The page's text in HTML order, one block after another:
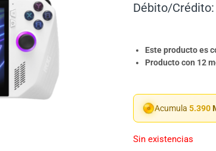
Débito/Crédito:
Este producto es
Producto con 12
Acumula 5.390
Sin existencias